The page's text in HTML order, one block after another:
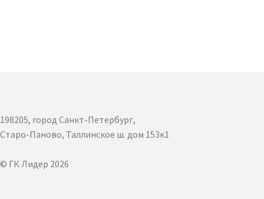
198205, город Санкт-Петербург,
Старо-Паново, Таллинское ш. дом 153к1
© ГК Лидер 2026